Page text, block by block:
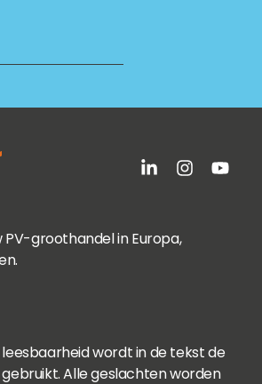
PV-groothandel in Europa,
wordt in de tekst de
Alle geslachten worden